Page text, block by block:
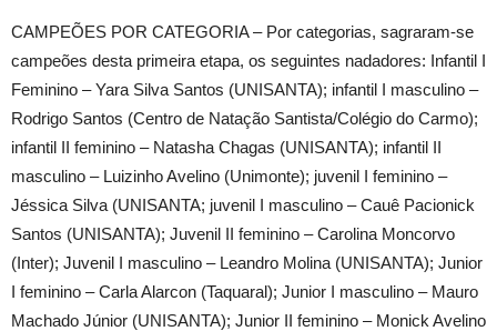
CAMPEÕES POR CATEGORIA – Por categorias, sagraram-se
campeões desta primeira etapa, os seguintes nadadores: Infantil I
Feminino – Yara Silva Santos (UNISANTA); infantil I masculino –
Rodrigo Santos (Centro de Natação Santista/Colégio do Carmo);
infantil II feminino – Natasha Chagas (UNISANTA); infantil II
masculino – Luizinho Avelino (Unimonte); juvenil I feminino –
Jéssica Silva (UNISANTA; juvenil I masculino – Cauê Pacionick
Santos (UNISANTA); Juvenil II feminino – Carolina Moncorvo
(Inter); Juvenil I masculino – Leandro Molina (UNISANTA); Junior
I feminino – Carla Alarcon (Taquaral); Junior I masculino – Mauro
Machado Júnior (UNISANTA); Junior II feminino – Monick Avelino